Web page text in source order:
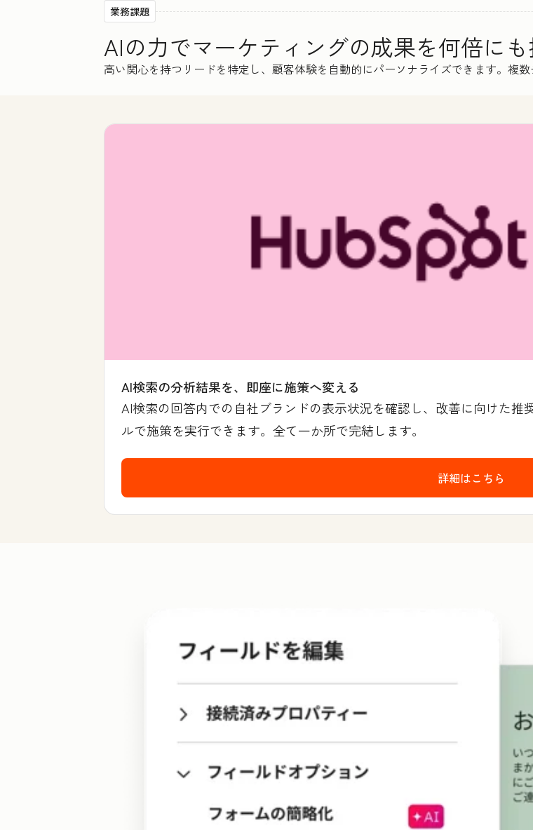
業務課題
AIの力でマーケティングの成果を何倍に
高い関心を持つリードを特定し、顧客体験を自動的にパーソナライズできます。複
AI検索の分析結果を、即座に施策へ変える
AI検索の回答内での自社ブランドの表示状況を確認し、改善に向けた
ルで施策を実行できます。全て一か所で完結します。
詳細はこちら